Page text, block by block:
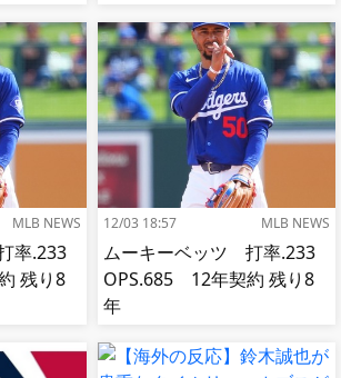
MLB NEWS
率.233
残り8
12/03 18:57 MLB NEWS
ムーキーベッツ 打率.233
OPS.685 12年契約 残り8
年